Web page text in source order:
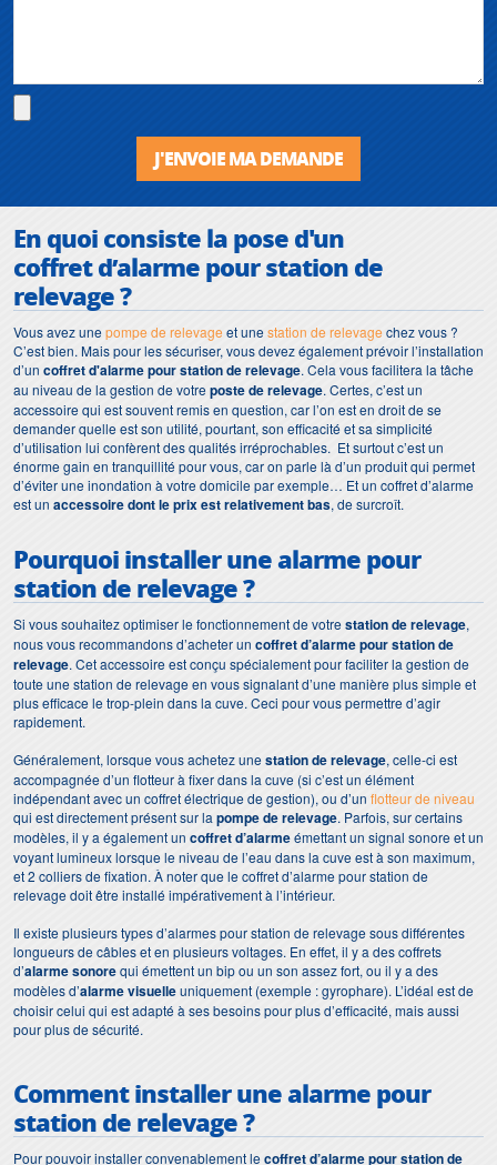
J'ENVOIE MA DEMANDE
En quoi consiste la pose d'un
coffret d’alarme pour station de
relevage?
Vous avez unepompe de relevage et unestation de relevage chez vous ?
C’est bien. Mais pour les sécuriser, vous devez également prévoir l’installation
d’un coffret d'alarme pour station de relevage. Cela vous facilitera la tâche
au niveau de la gestion de votreposte de relevage. Certes, c’est un
accessoire qui est souvent remis en question, car l’on est en droit de se
demander quelle est son utilité, pourtant, son efficacité et sa simplicité
d’utilisation lui confèrent des qualités irréprochables. Et surtout c’est un
énorme gain en tranquillité pour vous, car on parle là d’un produit qui permet
d’éviter une inondation à votre domicile par exemple… Et un coffret d’alarme
est un accessoire dont le prix est relativement bas, de surcroît.
Pourquoi installer une alarme pour
station de relevage ?
Si vous souhaitez optimiser le fonctionnement de votrestation de relevage,
nous vous recommandons d’acheter un coffret d’alarme pour station de
relevage. Cet accessoire est conçu spécialement pour faciliter la gestion de
toute une station de relevage en vous signalant d’une manière plus simple et
plus efficace le trop-plein dans la cuve. Ceci pour vous permettre d’agir
rapidement.
Généralement, lorsque vous achetez unestation de relevage, celle-ci est
accompagnée d’un flotteur à fixer dans la cuve (si c’est un élément
indépendant avec un coffret électrique de gestion), ou d’un flotteur de niveau
qui est directement présent sur la pompe de relevage. Parfois, sur certains
modèles, il y a également un coffret d’alarmeémettant un signal sonore et un
voyant lumineux lorsque le niveau de l’eau dans la cuve est à son maximum,
et 2 colliers de fixation. À noter que le coffret d’alarme pour station de
relevage doit être installé impérativement à l’intérieur.
Il existe plusieurs types d’alarmes pour station de relevage sous différentes
longueurs de câbles et en plusieurs voltages. En effet, il y a des coffrets
d’alarme sonorequi émettent un bip ou un son assez fort, ou il y a des
modèles d’alarme visuelleuniquement (exemple : gyrophare). L’idéal est de
choisir celui qui est adapté à ses besoins pour plus d’efficacité, mais aussi
pour plus de sécurité.
Comment installer unealarme pour
station de relevage?
Pour pouvoir installer convenablement lecoffret d’alarme pour station de